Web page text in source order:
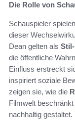
Die Rolle von
Schauspieler
dieser
Dean gelten als
die öffentliche
Einfluss erstreckt
inspiriert soziale
zeigen sie, wie die
Filmwelt
nachhaltig gestaltet.